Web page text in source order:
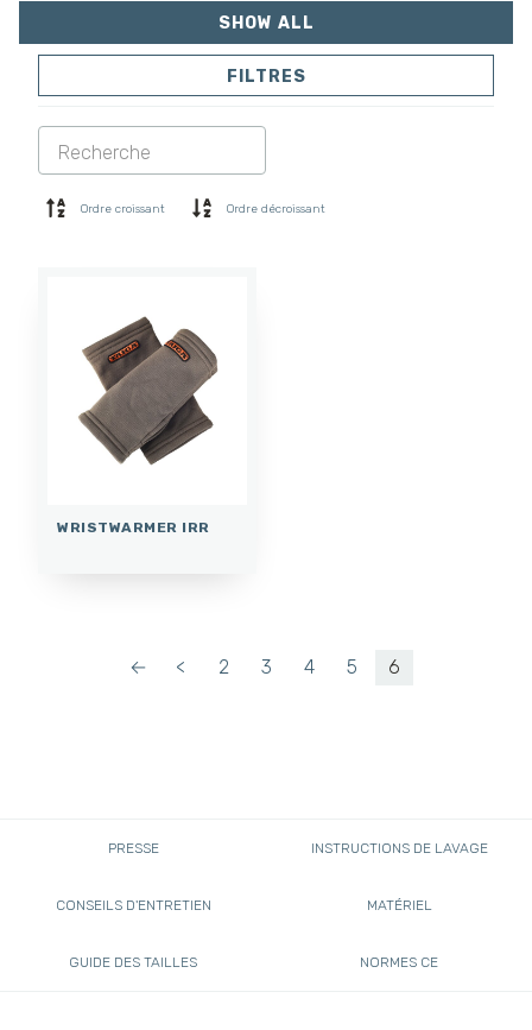
PANTALONS
COMBINAISON
SOFTSHELL
CHEMISES
CHAUSSETTES
SHOW ALL
FILTRES
Ordre croissant Ordre décroissant
WRISTWARMER IRR
← < 2 3 4 5 6
PRESSE INSTRUCTIONS DE LAVAGE
CONSEILS D'ENTRETIEN MATÉRIEL
GUIDE DES TAILLES NORMES CE